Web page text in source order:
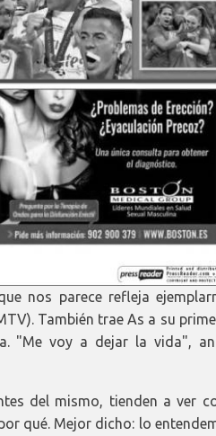
nos parece refleja
También trae As a su
"Me voy a dejar la vida",
del mismo, tienden a ver
qué. Mejor dicho: lo